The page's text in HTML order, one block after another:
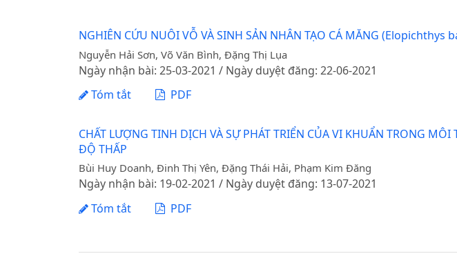
NGHIÊN CỨU NUÔI VỖ VÀ SINH SẢN NHÂN TẠO CÁ MĂNG (Elopichthys
Nguyễn Hải Sơn, Võ Văn Bình, Đặng Thị Lụa
Ngày nhận bài: 25-03-2021 / Ngày duyệt đăng: 22-06-2021
Tóm tắt
PDF
CHẤT LƯỢNG TINH DỊCH VÀ SỰ PHÁT TRIỂN CỦA VI KHUẨN TRONG
ĐỘ THẤP
Bùi Huy Doanh, Đinh Thị Yên, Đặng Thái Hải, Phạm Kim Đăng
Ngày nhận bài: 19-02-2021 / Ngày duyệt đăng: 13-07-2021
Tóm tắt
PDF